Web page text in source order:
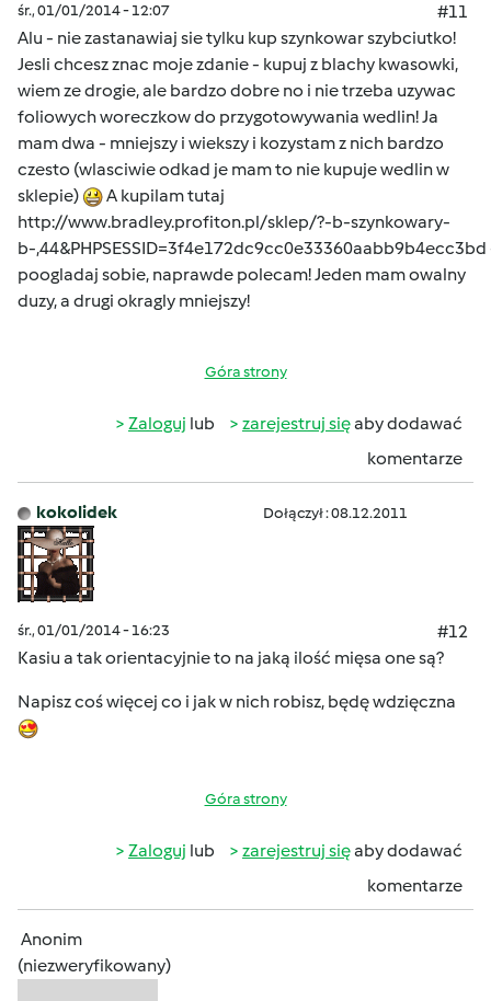
śr., 01/01/2014 - 12:07
#11
Alu - nie zastanawiaj sie tylku kup szynkowar szybciutko!
Jesli chcesz znac moje zdanie - kupuj z blachy kwasowki,
wiem ze drogie, ale bardzo dobre no i nie trzeba uzywac
foliowych woreczkow do przygotowywania wedlin! Ja
mam dwa - mniejszy i wiekszy i kozystam z nich bardzo
czesto (wlasciwie odkad je mam to nie kupuje wedlin w
sklepie)
A kupilam tutaj
http://www.bradley.profiton.pl/sklep/?-b-szynkowary-
b-,44&PHPSESSID=3f4e172dc9cc0e33360aabb9b4ecc3bd
poogladaj sobie, naprawde polecam! Jeden mam owalny
duzy, a drugi okragly mniejszy!
Góra strony
Zaloguj lub zarejestruj sięaby dodawać
komentarze
kokolidek Dołączył : 08.12.2011
śr., 01/01/2014 - 16:23
#12
Kasiu a tak orientacyjnie to na jaką ilość mięsa one są?
Napisz coś więcej co i jak w nich robisz, będę wdzięczna
Góra strony
Zaloguj lub zarejestruj sięaby dodawać
komentarze
Anonim
(niezweryfikowany)